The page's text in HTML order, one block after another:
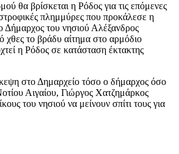
θα βρίσκεται η Ρόδος για τις επόμενες
πλημμύρες που προκάλεσε η
Δήμαρχος του νησιού Αλέξανδρος
χθες το βράδυ αίτημα στο αρμόδιο
η Ρόδος σε κατάσταση έκτακτης
στο Δημαρχείο τόσο ο δήμαρχος όσο
Αιγαίου, Γιώργος Χατζημάρκος
του νησιού να μείνουν σπίτι τους για